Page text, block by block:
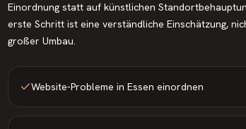
Einordnung statt auf künstlichen
erste Schritt ist eine verständliche Einschätzung,
großer Umbau.
Website-Probleme in Essen einordnen